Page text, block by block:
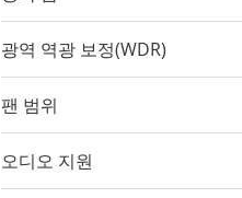
를 제공합니다. 카메라 설
준의 색 충실도를 갖춘 비
되어 있습니다. 매끄럽게
라의 웹 페이지에서 간편
로덕션 환경에서 움직임
일의 줌-인을 실시할 수 있
광역 역광 보정(WDR)
팬 범위
오디오 지원